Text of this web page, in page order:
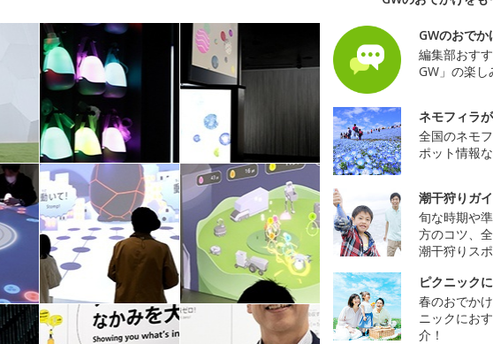
GWのおで
編集部おす
GW」の楽し
ネモフィラ
全国のネモ
ポット情報
潮干狩りガ
旬な時期や
方のコツ、
潮干狩りス
ピクニック
春のおでか
ニックにお
介！